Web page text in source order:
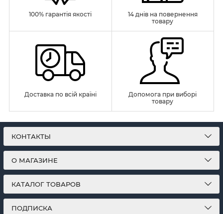
100% гарантія якості
14 днів на повернення
товару
Доставка по всій країні
Допомога при виборі
товару
КОНТАКТЫ
О МАГАЗИНЕ
КАТАЛОГ ТОВАРОВ
ПОДПИСКА